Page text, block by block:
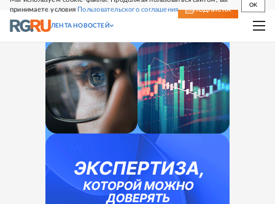
принимаете условия Пользовательского соглашения
OK
СВЕЖИЙ НОМЕР ПОДПИСКА
ЛЕНТА НОВОСТЕЙ